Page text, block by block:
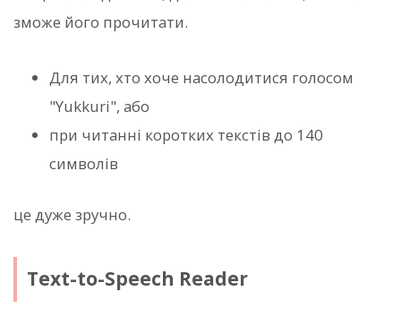
зможе його прочитати.
Для тих, хто хоче насолодитися голосом
"Yukkuri", або
при читанні коротких текстів до 140
символів
це дуже зручно.
Text-to-Speech Reader